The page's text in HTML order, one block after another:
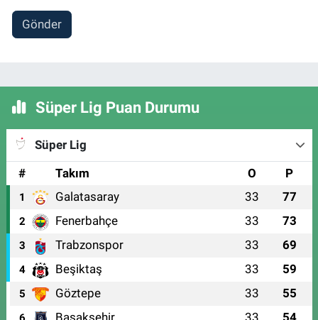
Gönder
Süper Lig Puan Durumu
Süper Lig
#
Takım O P
1 Galatasaray 33 77
2 Fenerbahçe 33 73
3 Trabzonspor 33 69
4 Beşiktaş 33 59
5 Göztepe 33 55